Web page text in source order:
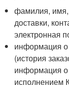
фамилия, имя,
доставки,
электронная
информация о
(история
информация о
исполнением